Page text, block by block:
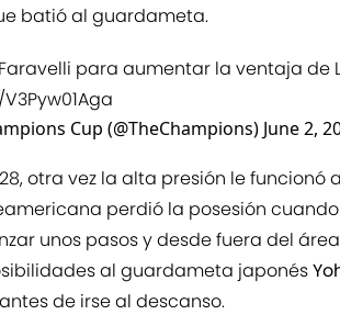
batió al guardameta.
para aumentar la ventaja de
Cup (@TheChampions) June 2,
otra vez la alta presión le funcionó a
perdió la posesión cuando
unos pasos y desde fuera del
al guardameta japonés
de irse al descanso.